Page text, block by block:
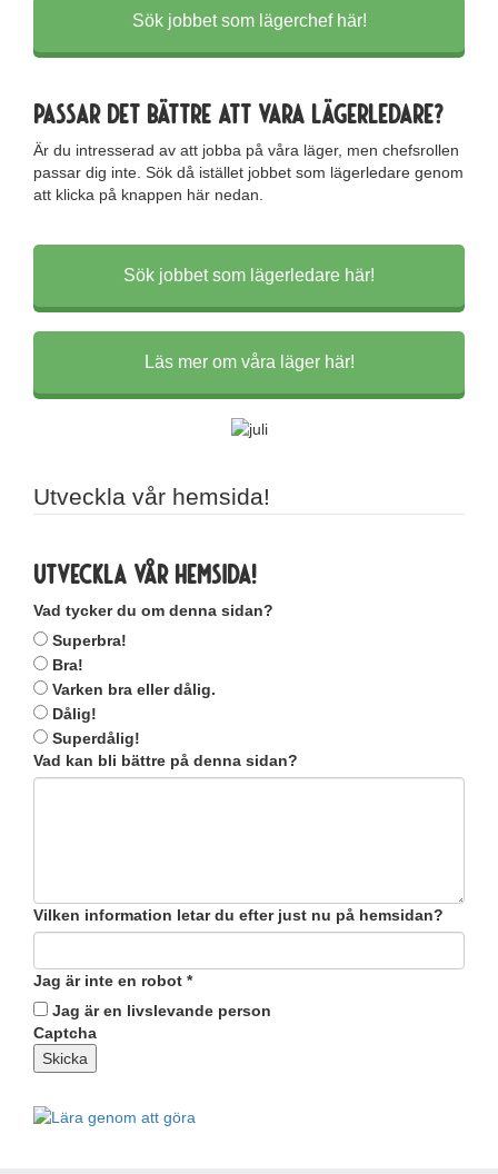
Sök jobbet som lägerchef här!
Passar det bättre att vara lägerledare?
Är du intresserad av att jobba på våra läger, men chefsrollen
passar dig inte. Sök då istället jobbet som lägerledare genom
att klicka på knappen här nedan.
Sök jobbet som lägerledare här!
Läs mer om våra läger här!
Utveckla vår hemsida!
Utveckla vår hemsida!
Vad tycker du om denna sidan?
Superbra!
Bra!
Varken bra eller dålig.
Dålig!
Superdålig!
Vad kan bli bättre på denna sidan?
Vilken information letar du efter just nu på hemsidan?
Jag är inte en robot *
Jag är en livslevande person
Captcha
Skicka